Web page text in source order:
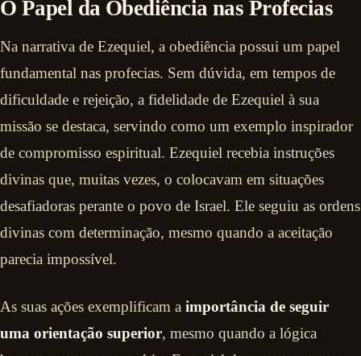
O Papel da Obediência nas Profecias
Na narrativa de Ezequiel, a obediência possui um papel
fundamental nas profecias. Sem dúvida, em tempos de
dificuldade e rejeição, a fidelidade de Ezequiel à sua
missão se destaca, servindo como um exemplo inspirador
de compromisso espiritual. Ezequiel recebia instruções
divinas que, muitas vezes, o colocavam em situações
desafiadoras perante o povo de Israel. Ele seguiu as ordens
divinas com determinação, mesmo quando a aceitação
parecia impossível.
As suas ações exemplificam a importância de seguir
uma orientação superior, mesmo quando a lógica